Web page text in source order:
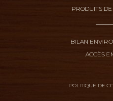
PRODUITS
BILAN
ACCÈS
POLITIQUE DE